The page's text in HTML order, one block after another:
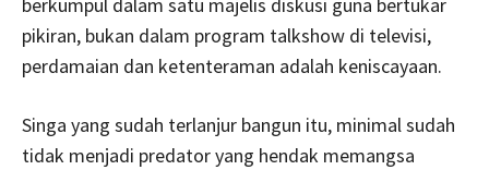
berkumpul dalam satu majelis diskusi guna bertukar
pikiran, bukan dalam program talkshow di televisi,
perdamaian dan ketenteraman adalah keniscayaan.
Singa yang sudah terlanjur bangun itu, minimal sudah
tidak menjadi predator yang hendak memangsa